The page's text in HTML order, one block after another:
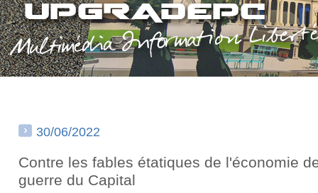
30/06/2022
Contre les fables étatiques de l'économie
guerre du Capital